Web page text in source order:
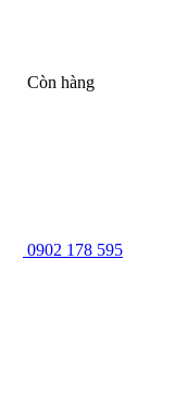
Còn hàng
0902 178 595